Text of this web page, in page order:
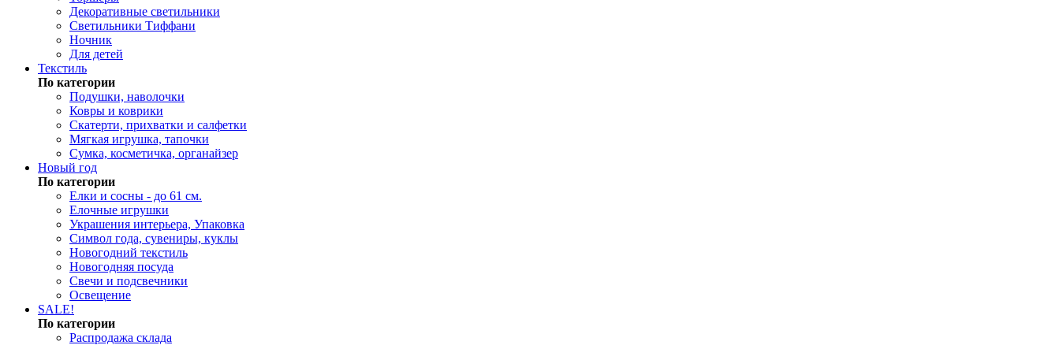
Декоративные светильники
Светильники Тиффани
Ночник
Для детей
Текстиль
По категории
Подушки, наволочки
Ковры и коврики
Скатерти, прихватки и салфетки
Мягкая игрушка, тапочки
Сумка, косметичка, органайзер
Новый год
По категории
Елки и сосны - до 61 см.
Елочные игрушки
Украшения интерьера, Упаковка
Символ года, сувениры, куклы
Новогодний текстиль
Новогодняя посуда
Свечи и подсвечники
Освещение
SALE!
По категории
Распродажа склада